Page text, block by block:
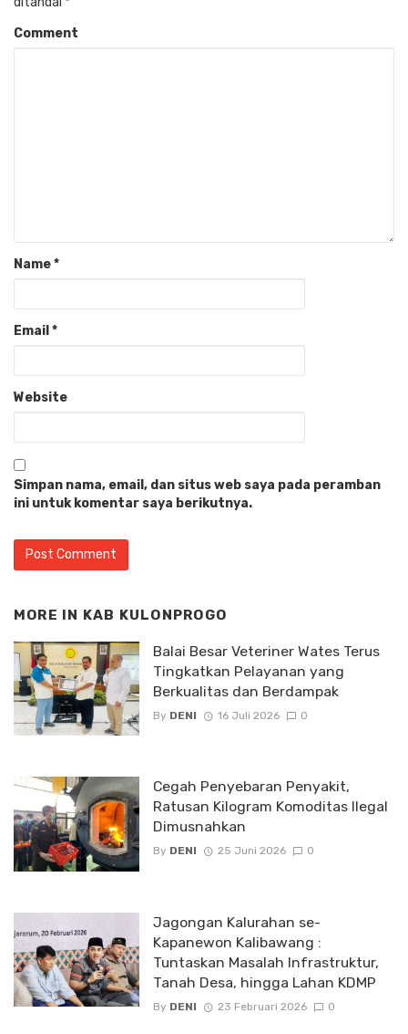
Comment
Name*
Email *
Website
Simpan nama, email, dan situs web saya pada peramban
ini untuk komentar saya berikutnya.
MORE IN KAB KULONPROGO
Balai Besar Veteriner Wates Terus
Tingkatkan Pelayanan yang
Berkualitas dan Berdampak
By DENI 16 Juli 2026 0
Cegah Penyebaran Penyakit,
Ratusan Kilogram Komoditas Ilegal
Dimusnahkan
By DENI 25 Juni 2026 0
Jagongan Kalurahan se-
Kapanewon Kalibawang :
Tuntaskan Masalah Infrastruktur,
Tanah Desa, hingga Lahan KDMP
By DENI 23 Februari 2026 0